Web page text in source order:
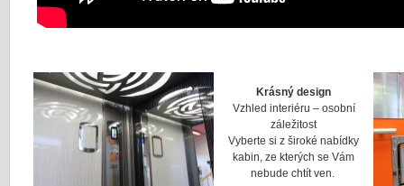
Krásný design
Vzhled interiéru – osobní
záležitost
Vyberte si z široké nabídky
kabin, ze kterých se Vám
nebude chtít ven.